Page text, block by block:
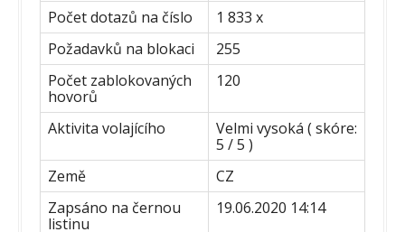
Počet dotazů na číslo
1 833 x
Požadavků na blokaci
255
Počet zablokovaných
hovorů
120
Aktivita volajícího
Velmi vysoká ( skóre:
5 / 5 )
Země
CZ
Zapsáno na černou
listinu
19.06.2020 14:14